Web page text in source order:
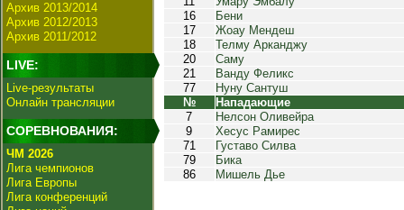
Архив 2013/2014
Архив 2012/2013
Архив 2011/2012
LIVE:
Live-результаты
Онлайн трансляции
СОРЕВНОВАНИЯ:
ЧМ 2026
Лига чемпионов
Лига Европы
Лига конференций
16
Бени
17
Жоау Мендеш
18
Телму Арканджу
20
Саму
21
Ванду Феликс
77
Нуну Сантуш
№
Нападающие
7
Нелсон Оливейра
9
Хесус Рамирес
71
Густаво Силва
79
Бика
86
Мишель Дье